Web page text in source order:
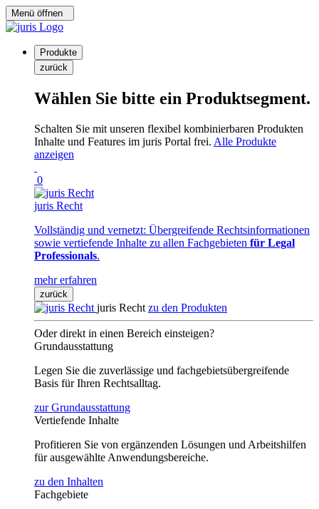
Menü öffnen
Produkte
zurück
Wählen Sie bitte ein Produktsegment.
Schalten Sie mit unseren flexibel kombinierbaren Produkten
Inhalte und Features im juris Portal frei. Alle Produkte
anzeigen
0
juris Recht
Vollständig und vernetzt: Übergreifende Rechtsinformationen
sowie vertiefende Inhalte zu allen Fachgebieten für Legal
Professionals.
mehr erfahren
zurück
juris Recht zu den Produkten
Oder direkt in einen Bereich einsteigen?
Grundausstattung
Legen Sie die zuverlässige und fachgebietsübergreifende
Basis für Ihren Rechtsalltag.
zur Grundausstattung
Vertiefende Inhalte
Profitieren Sie von ergänzenden Lösungen und Arbeitshilfen
für ausgewählte Anwendungsbereiche.
zu den Inhalten
Fachgebiete